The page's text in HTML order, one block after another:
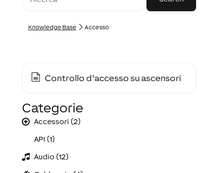
Knowledge Base Accesso
Controllo d’accesso su ascensori
Categorie
Accessori (2)
API (1)
Audio (12)